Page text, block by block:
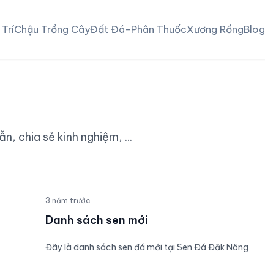
TríChậu Trồng CâyĐất Đá-Phân ThuốcXương RồngBlog
chia sẻ kinh nghiệm, ...
3 năm trước
Danh sách sen mới
Đây là danh sách sen đá mới tại Sen Đá Đăk Nông